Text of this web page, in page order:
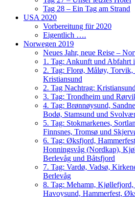
Tag 28 – Ein Tag am Strand
USA 2020
Vorbereitung für 2020
Eigentlich ….
Norwegen 2019
Neues Jahr, neue Reise –
1. Tag: Ankunft und Abfahrt
2. Tag: Florø, Måløy,
Kristiansund
2. Tag Nachtrag: Kristiansund
3. Tag: Trondheim und
4. Tag: Brønnøysund,
Bodø, Stamsund und
5. Tag: Stokmarkenes,
Finnsnes, Tromsø und
6. Tag: Øksfjord,
Honningsvåg (Nordkap),
Berlevåg und Båtsfjord
7. Tag: Vardø, Vadsø,
Berlevåg
8. Tag: Mehamn,
Havoysund, Hammerfest,